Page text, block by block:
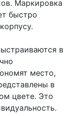
Маркировка
быстро
в
место,
в
цвете. Это